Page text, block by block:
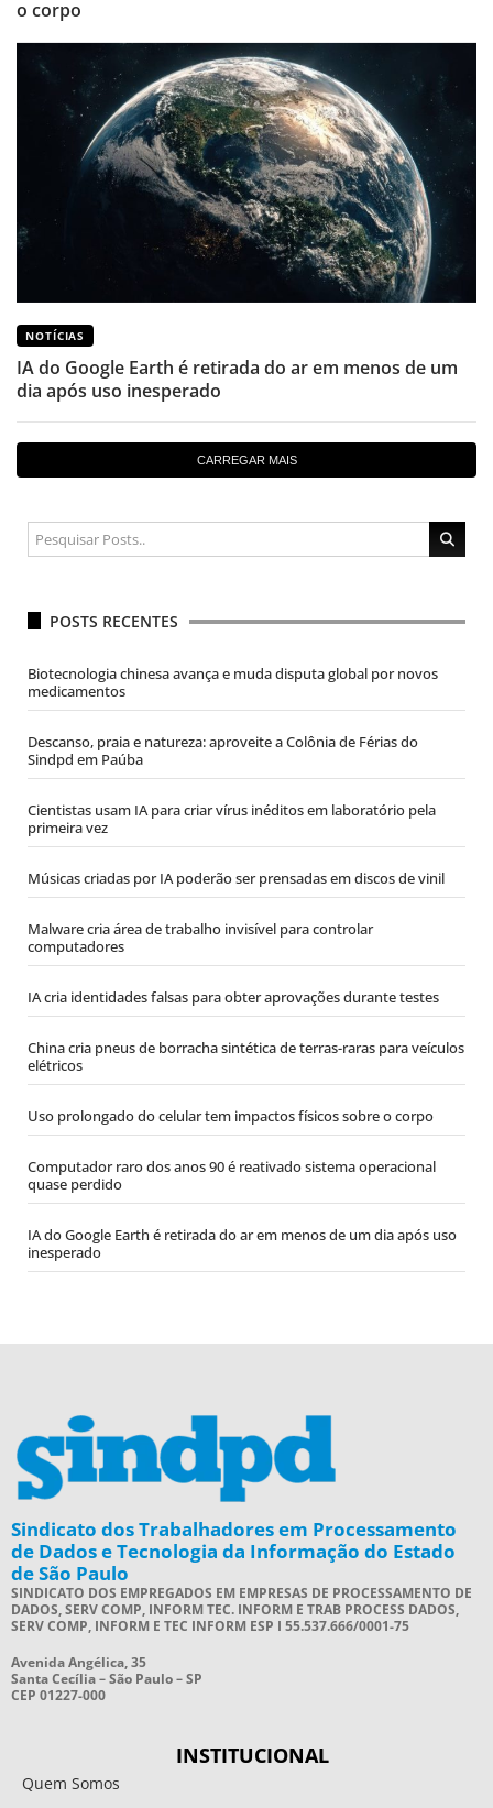
o corpo
NOTÍCIAS
IA do Google Earth é retirada do ar em menos de um
dia após uso inesperado
CARREGAR MAIS
POSTS RECENTES
Biotecnologia chinesa avança e muda disputa global por novos
medicamentos
Descanso, praia e natureza: aproveite a Colônia de Férias do
Sindpd em Paúba
Cientistas usam IA para criar vírus inéditos em laboratório pela
primeira vez
Músicas criadas por IA poderão ser prensadas em discos de vinil
Malware cria área de trabalho invisível para controlar
computadores
IA cria identidades falsas para obter aprovações durante testes
China cria pneus de borracha sintética de terras-raras para veículos
elétricos
Uso prolongado do celular tem impactos físicos sobre o corpo
Computador raro dos anos 90 é reativado sistema operacional
quase perdido
IA do Google Earth é retirada do ar em menos de um dia após uso
inesperado
Sindicato dos Trabalhadores em Processamento
de Dados e Tecnologia da Informação do Estado
de São Paulo
SINDICATO DOS EMPREGADOS EM EMPRESAS DE PROCESSAMENTO DE
DADOS, SERV COMP, INFORM TEC. INFORM E TRAB PROCESS DADOS,
SERV COMP, INFORM E TEC INFORM ESP I 55.537.666/0001-75
Avenida Angélica, 35
Santa Cecília – São Paulo – SP
CEP 01227-000
INSTITUCIONAL
Quem Somos